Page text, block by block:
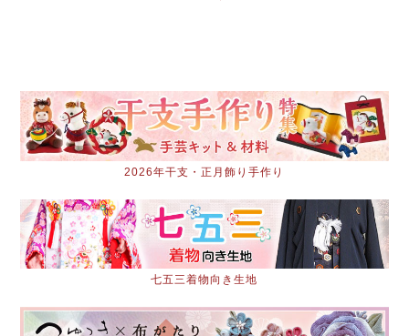
2026年干支・正月飾り手作り
七五三着物向き生地